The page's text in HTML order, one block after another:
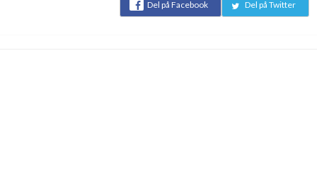
Del på Twitter
Del på Facebook